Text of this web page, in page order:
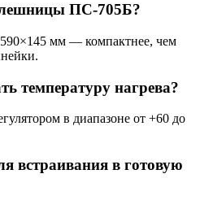
ПС-705Б?
мм — компактнее, чем
температуру нагрева?
в диапазоне от +60 до
встраивания в готовую